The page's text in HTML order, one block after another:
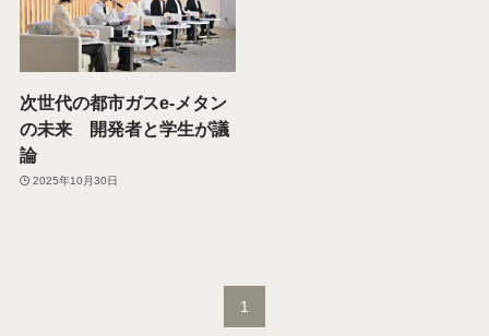
次世代の都市ガスe-メタン
の未来 開発者と学生が議
論
2025年10月30日
1